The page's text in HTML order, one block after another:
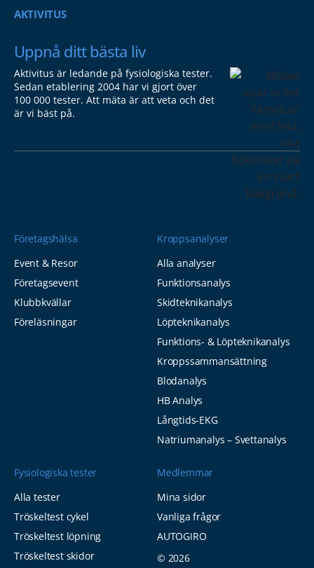
Om cookies på denna webbplats
AKTIVITUS
Uppnå ditt bästa liv
Aktivitus är ledande på fysiologiska tester.
Sedan etablering 2004 har vi gjort över
100 000 tester. Att mäta är att veta och det
är vi bäst på.
Företagshälsa
Event & Resor
Företagsevent
Klubbkvällar
Föreläsningar
Kroppsanalyser
Alla analyser
Funktionsanalys
Skidteknikanalys
Löpteknikanalys
Funktions- & Löpteknikanalys
Kroppssammansättning
Blodanalys
HB Analys
Långtids-EKG
Natriumanalys – Svettanalys
Fysiologiska tester
Alla tester
Tröskeltest cykel
Tröskeltest löpning
Tröskeltest skidor
Medlemmar
Mina sidor
Vanliga frågor
AUTOGIRO
© 2026